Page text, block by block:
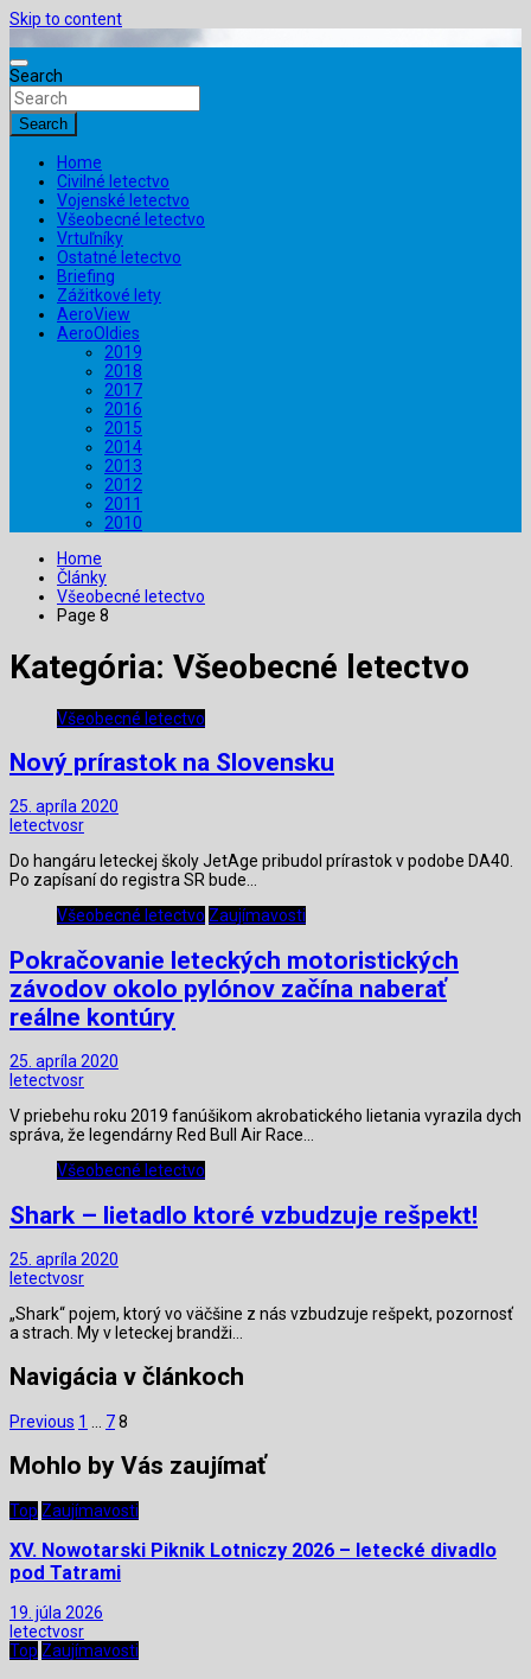
Skip to content
Search
Search
Home
Civilné letectvo
Vojenské letectvo
Všeobecné letectvo
Vrtuľníky
Ostatné letectvo
Briefing
Zážitkové lety
AeroView
AeroOldies
2019
2018
2017
2016
2015
2014
2013
2012
2011
2010
Home
Články
Všeobecné letectvo
Page 8
Kategória: Všeobecné letectvo
Všeobecné letectvo
Nový prírastok na Slovensku
25. apríla 2020
letectvosr
Do hangáru leteckej školy JetAge pribudol prírastok v podobe DA40.
Po zapísaní do registra SR bude…
Všeobecné letectvo Zaujímavosti
Pokračovanie leteckých motoristických
závodov okolo pylónov začína naberať
reálne kontúry
25. apríla 2020
letectvosr
V priebehu roku 2019 fanúšikom akrobatického lietania vyrazila dych
správa, že legendárny Red Bull Air Race…
Všeobecné letectvo
Shark – lietadlo ktoré vzbudzuje rešpekt!
25. apríla 2020
letectvosr
„Shark“ pojem, ktorý vo väčšine z nás vzbudzuje rešpekt, pozornosť
a strach. My v leteckej brandži…
Navigácia v článkoch
Previous 1 78
Mohlo by Vás zaujímať
Top Zaujímavosti
XV. Nowotarski Piknik Lotniczy 2026 – letecké divadlo
pod Tatrami
19. júla 2026
letectvosr
Top Zaujímavosti